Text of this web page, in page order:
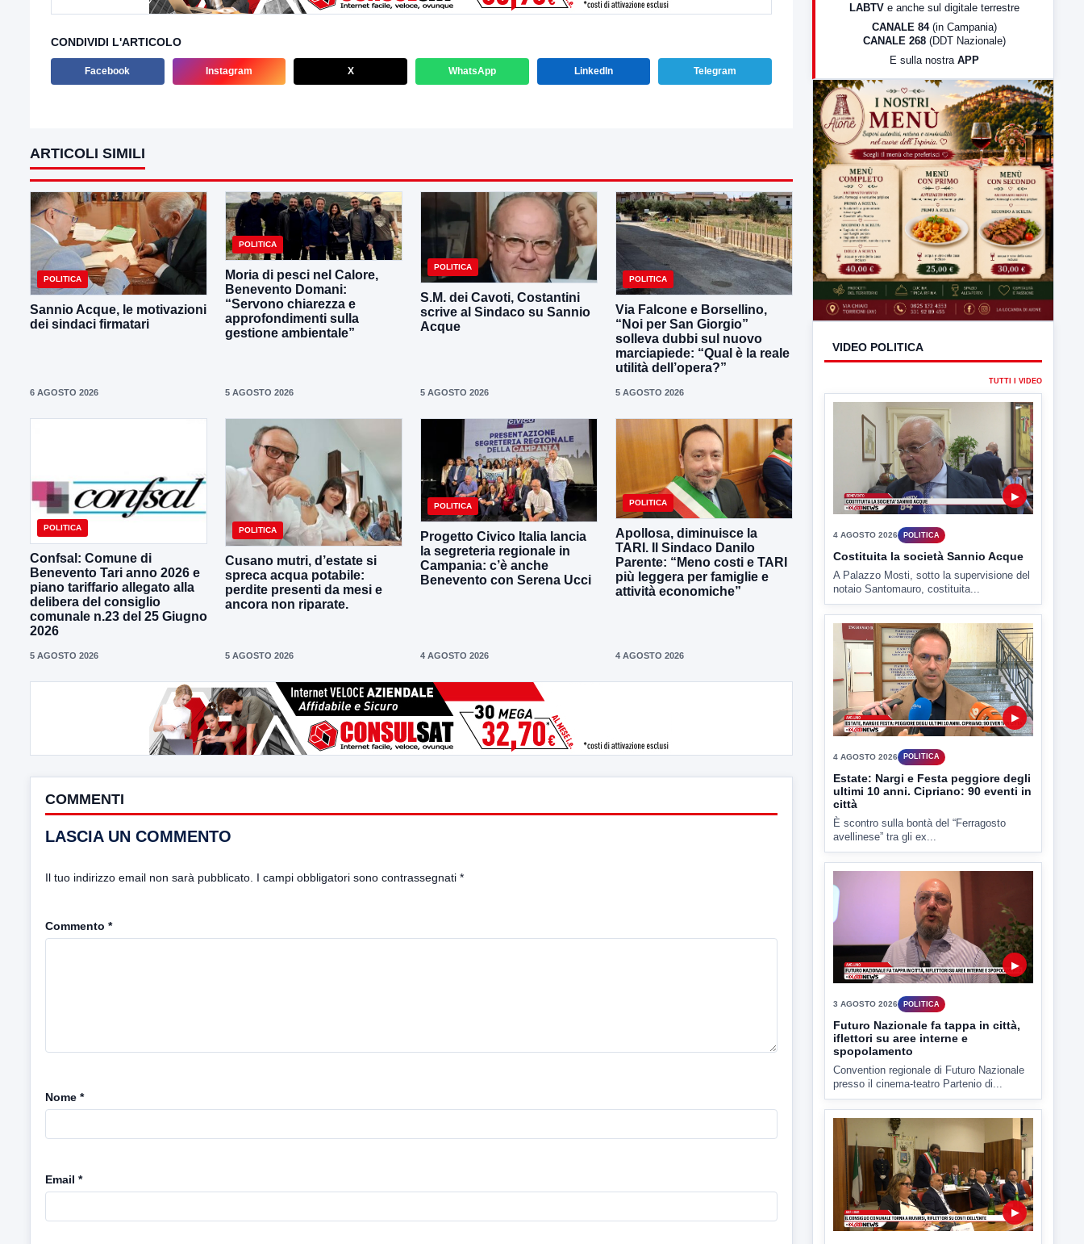
CONDIVIDI L'ARTICOLO
Facebook Instagram X WhatsApp LinkedIn Telegram
ARTICOLI SIMILI
POLITICA
Sannio Acque, le motivazioni
dei sindaci firmatari
6 AGOSTO 2026
POLITICA
Moria di pesci nel Calore,
Benevento Domani:
“Servono chiarezza e
approfondimenti sulla
gestione ambientale”
5 AGOSTO 2026
POLITICA
S.M. dei Cavoti, Costantini
scrive al Sindaco su Sannio
Acque
5 AGOSTO 2026
POLITICA
Via Falcone e Borsellino,
“Noi per San Giorgio”
solleva dubbi sul nuovo
marciapiede: “Qual è la reale
utilità dell’opera?”
5 AGOSTO 2026
POLITICA
Confsal: Comune di
Benevento Tari anno 2026 e
piano tariffario allegato alla
delibera del consiglio
comunale n.23 del 25 Giugno
2026
5 AGOSTO 2026
POLITICA
Cusano mutri, d’estate si
spreca acqua potabile:
perdite presenti da mesi e
ancora non riparate.
5 AGOSTO 2026
POLITICA
Progetto Civico Italia lancia
la segreteria regionale in
Campania: c’è anche
Benevento con Serena Ucci
4 AGOSTO 2026
POLITICA
Apollosa, diminuisce la
TARI. Il Sindaco Danilo
Parente: “Meno costi e TARI
più leggera per famiglie e
attività economiche”
4 AGOSTO 2026
COMMENTI
LASCIA UN COMMENTO
Il tuo indirizzo email non sarà pubblicato. I campi obbligatori sono contrassegnati *
Commento *
Nome *
Email *
LabNews (Diretta)
23:00 LabNews (replica)
LABTV e anche sul digitale terrestre
CANALE 84 (in Campania)
CANALE 268 (DDT Nazionale)
E sulla nostra APP
VIDEO POLITICA
TUTTI I VIDEO
▶
4 AGOSTO 2026 POLITICA
Costituita la società Sannio Acque
A Palazzo Mosti, sotto la supervisione del
notaio Santomauro, costituita...
POLITICA
Estate: Nargi e Festa peggiore degli
ultimi 10 anni. Cipriano: 90 eventi in
città
È scontro sulla bontà del “Ferragosto
avellinese” tra gli ex...
3 AGOSTO 2026
Futuro Nazionale fa tappa in città,
iflettori su aree interne e
spopolamento
Convention regionale di Futuro Nazionale
presso il cinema-teatro Partenio di...